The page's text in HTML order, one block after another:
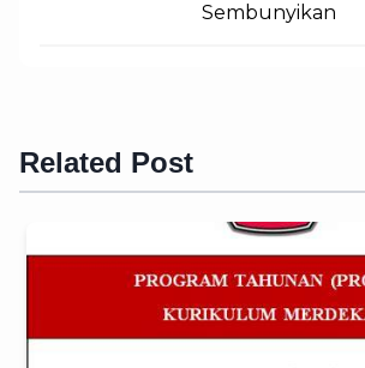
Sembunyikan
Related Post